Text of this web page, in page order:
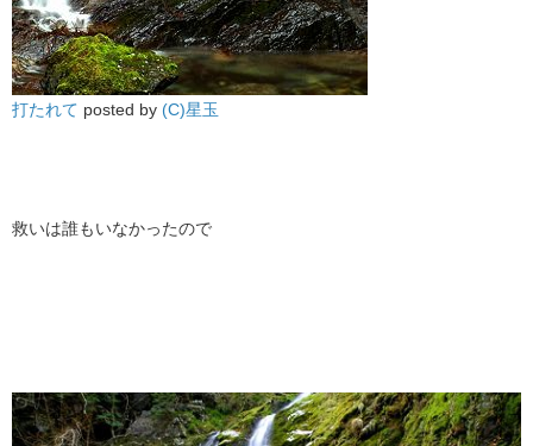
打たれて posted by (C)星玉
救いは誰もいなかったので